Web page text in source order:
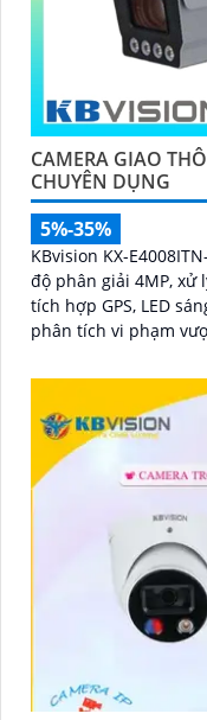
CAMERA GIAO
CHUYÊN DỤNG
5%-35%
KBvision KX-
độ phân giải 4MP, xử
tích hợp GPS, LED
phân tích vi phạm